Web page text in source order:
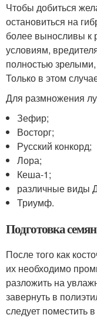
Чтобы добиться
остановиться на
более выносливы к
условиям,
полностью
Только в этом
Для размножения
Зефир;
Восторг;
Русский конкорд;
Лора;
Кеша-1;
различные виды
Триумф.
Подготовка семян
После того как
их необходимо
разложить на
завернуть в
следует поместить